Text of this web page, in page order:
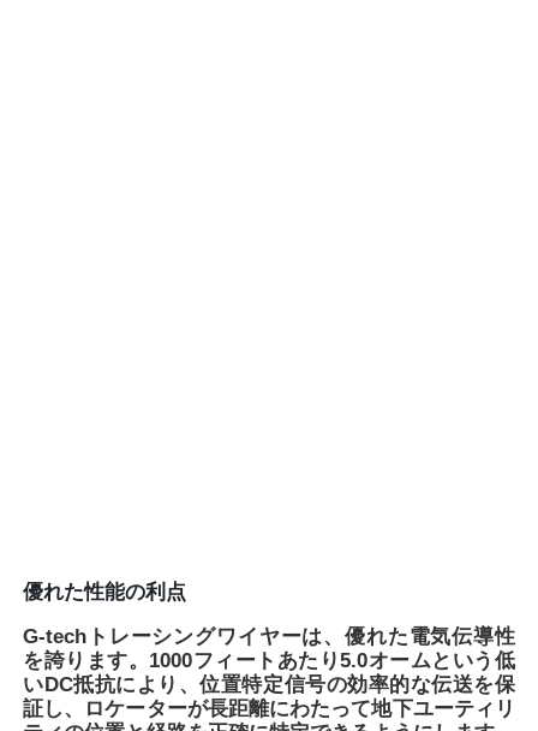
パイプバット・ウェルディング・マシン
電流フィッティング
優れた性能の利点
G-techトレーシングワイヤーは、優れた電気伝導性
を誇ります。1000フィートあたり5.0オームという低
いDC抵抗により、位置特定信号の効率的な伝送を保
証し、ロケーターが長距離にわたって地下ユーティリ